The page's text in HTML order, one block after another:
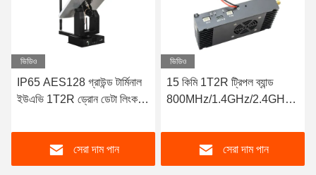
ভিডিও
IP65 AES128 গ্রাউন্ড টার্মিনাল
ইউএভি 1T2R ড্রোন ডেটা লিংক
অ্যান্টেনা
সেরা দাম পান
ভিডিও
15 কিমি 1T2R ট্রিপল ব্যান্ড
800MHz/1.4GHz/2.4GHz
লিংক রেডিও যোগাযোগ
সেরা দাম পান